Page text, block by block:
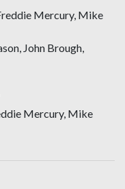
Mercury, Mike
John Brough,
Mercury, Mike